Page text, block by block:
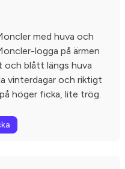
med huva och
logga på ärmen
blått längs huva
vinterdagar och riktigt
höger ficka, lite trög.